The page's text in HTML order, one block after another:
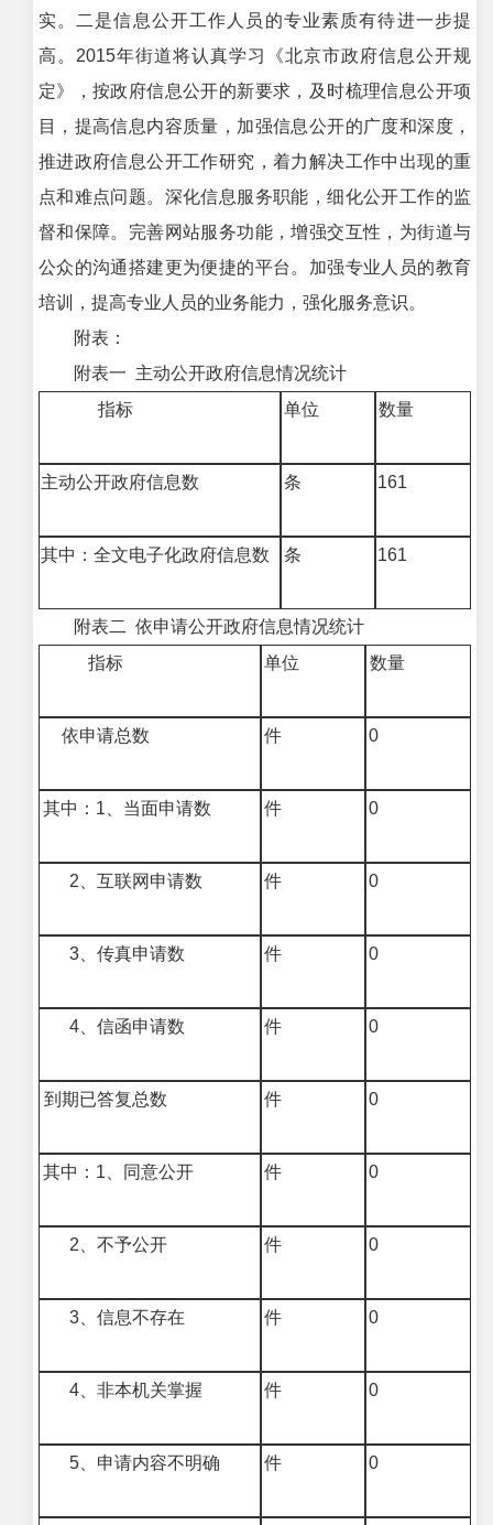
实。二是信息公开工作人员的专业素质有待进一步提
高。2015年街道将认真学习《北京市政府信息公开规
定》，按政府信息公开的新要求，及时梳理信息公开项
目，提高信息内容质量，加强信息公开的广度和深度，
推进政府信息公开工作研究，着力解决工作中出现的重
点和难点问题。深化信息服务职能，细化公开工作的监
督和保障。完善网站服务功能，增强交互性，为街道与
公众的沟通搭建更为便捷的平台。加强专业人员的教育
培训，提高专业人员的业务能力，强化服务意识。
附表：
附表一 主动公开政府信息情况统计
指标
单位 数量
主动公开政府信息数 条 161
其中：全文电子化政府信息数 条 161
附表二 依申请公开政府信息情况统计
指标
单位 数量
依申请总数 件 0
其中： 1 、当面申请数 件 0
2 、互联网申请数 件 0
3 、传真申请数 件 0
4 、信函申请数 件 0
到期已答复总数 件 0
其中： 1 、同意公开 件 0
2 、不予公开 件 0
3 、信息不存在 件 0
4 、非本机关掌握 件 0
5 、申请内容不明确 件 0